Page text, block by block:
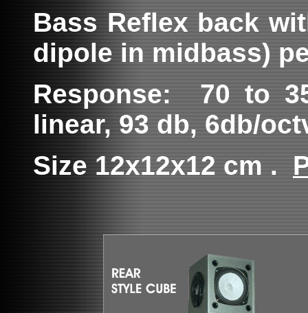
Bass Reflex back
dipole in midbass)
Response: 70 to
linear, 93 db, 6db/
Size 12x12x12 cm .